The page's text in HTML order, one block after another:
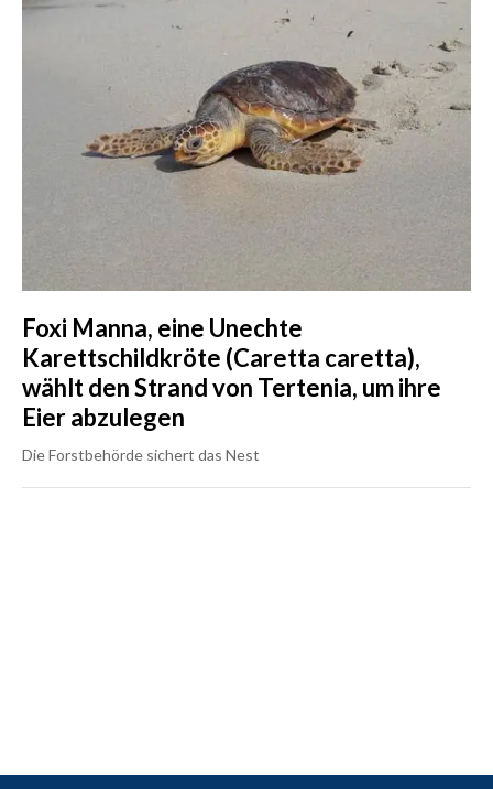
Foxi Manna, eine Unechte
Karettschildkröte (Caretta caretta),
wählt den Strand von Tertenia, um ihre
Eier abzulegen
Die Forstbehörde sichert das Nest